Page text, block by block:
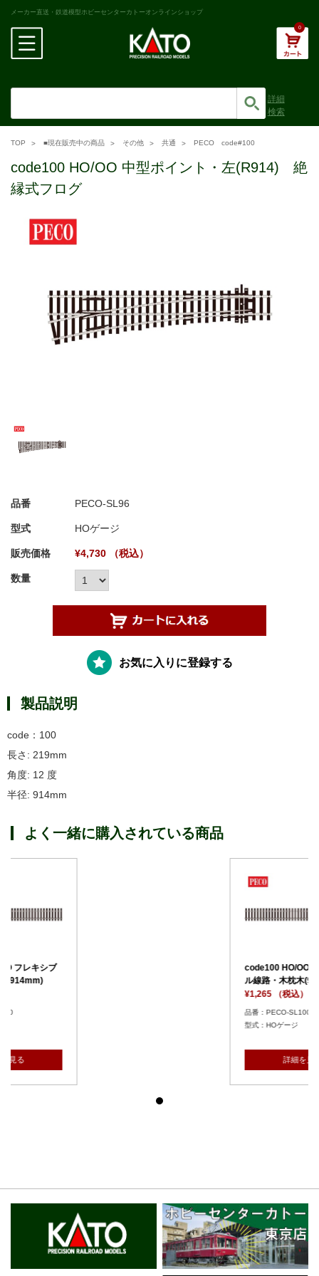
メーカー直送・鉄道模型ホビーセンターカトーオンラインショップ
0
詳細
検索
TOP ■現在販売中の商品 その他 共通 PECO code#100
code100 HO/OO 中型ポイント・左(R914) 絶
縁式フログ
品番 PECO-SL96
型式 HOゲージ
販売価格 ¥4,730 （税込）
数量
お気に入りに登録する
製品説明
code：100
長さ: 219mm
角度: 12 度
半径: 914mm
よく一緒に購入されている商品